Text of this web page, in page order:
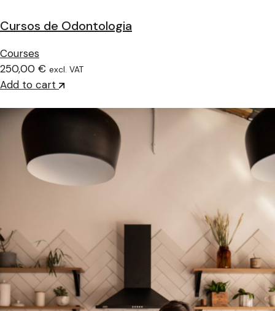
Cursos de Odontologia
Courses
250,00 € excl. VAT
Add to cart